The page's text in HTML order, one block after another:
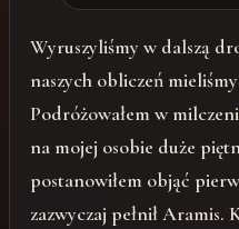
Wyruszyliśmy w dalszą
naszych obliczeń
Podróżowałem w
na mojej osobie duże
postanowiłem objąć
zazwyczaj pełnił Aramis.